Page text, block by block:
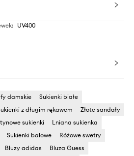
: UV400
damskie
Sukienki białe
z długim rękawem
Złote sandały
sukienki
Lniana sukienka
Sukienki balowe
Różowe swetry
Bluzy adidas
Bluza Guess